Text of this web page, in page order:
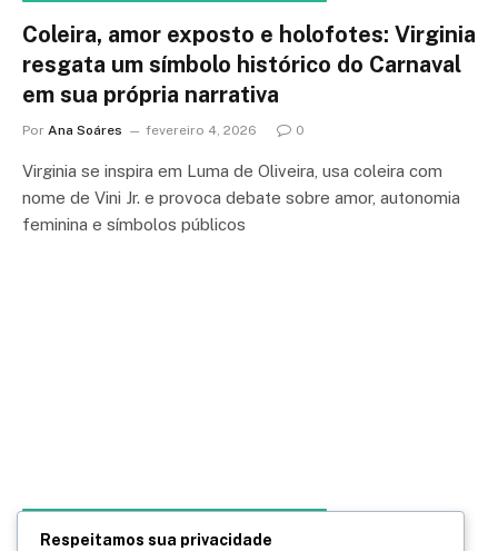
Coleira, amor exposto e holofotes: Virginia
resgata um símbolo histórico do Carnaval
em sua própria narrativa
Por Ana Soáres fevereiro 4, 2026 0
Virginia se inspira em Luma de Oliveira, usa coleira com
nome de Vini Jr. e provoca debate sobre amor, autonomia
feminina e símbolos públicos
Respeitamos sua privacidade